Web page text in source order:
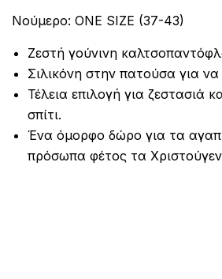
Νούμερο: ONE SIZE (37-43)
Ζεστή γούνινη
Σιλικόνη στην πατούσα για να
Τέλεια επιλογή για ζεστασιά
σπίτι.
Ένα όμορφο δώρο για τα
πρόσωπα φέτος τα